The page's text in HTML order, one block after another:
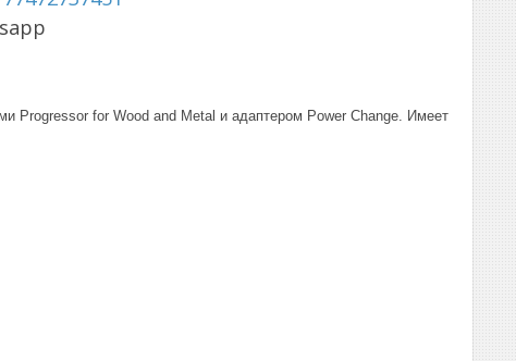
Progressor for Wood and Metal и адаптером Power Change. Имеет